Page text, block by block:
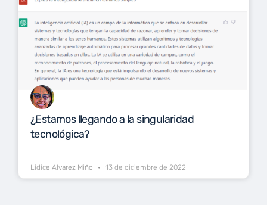
¿Estamos llegando a la singularidad
tecnológica?
Lidice Alvarez Miño 13 de diciembre de 2022